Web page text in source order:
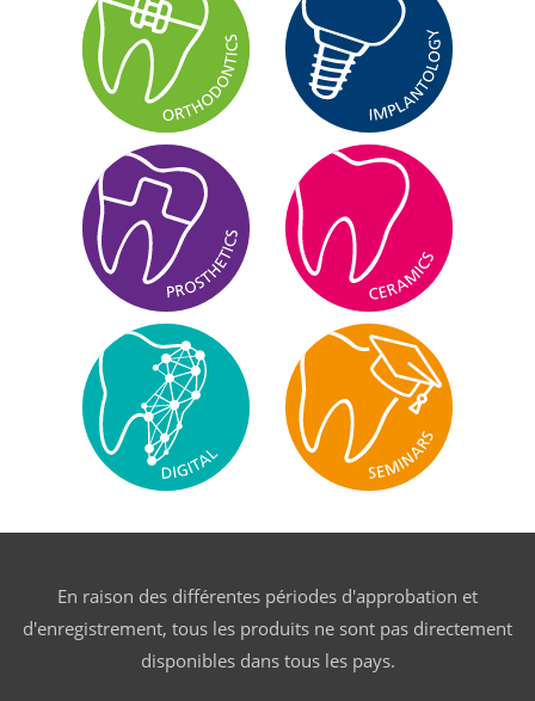
En raison des différentes périodes d'approbation et
d'enregistrement, tous les produits ne sont pas directement
disponibles dans tous les pays.